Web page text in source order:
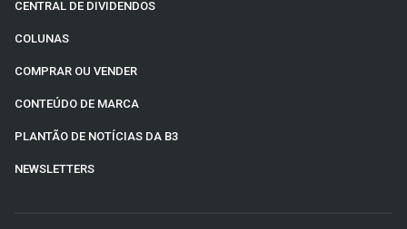
CENTRAL DE DIVIDENDOS
COLUNAS
COMPRAR OU VENDER
CONTEÚDO DE MARCA
PLANTÃO DE NOTÍCIAS DA B3
NEWSLETTERS